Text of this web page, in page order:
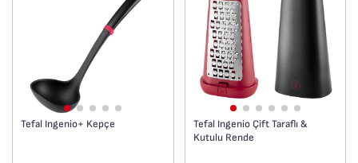
Tefal Ingenio+ Kepçe
Tefal Ingenio Çift Taraflı &
Kutulu Rende